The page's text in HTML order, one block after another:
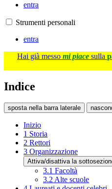
entra
Strumenti personali
entra
Hai già messo mi piace sulla
Indice
sposta nella barra laterale
Inizio
1 Storia
2 Rettori
3 Organizzazione
Attiva/disattiva la
3.1 Facoltà
3.2Alte scuole